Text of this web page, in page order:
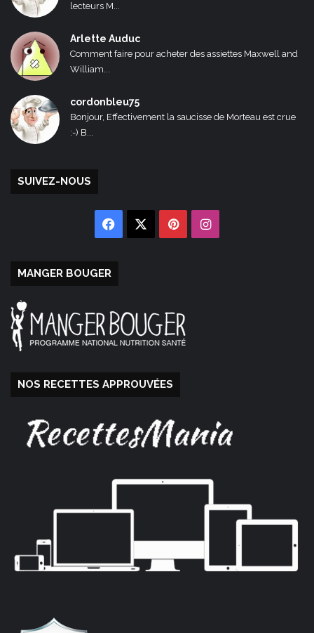
lecteurs M...
Arlette Auduc
Comment faire pour acheter des assiettes Maxwell and
William...
cordonbleu75
Bonjour, Effectivement la saucisse de Morteau est crue
:-) B...
SUIVEZ-NOUS
Facebook PinterestInstagram
MANGER BOUGER
NOS RECETTES APPROUVÉES